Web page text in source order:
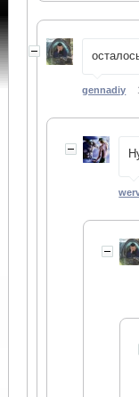
gennadiy